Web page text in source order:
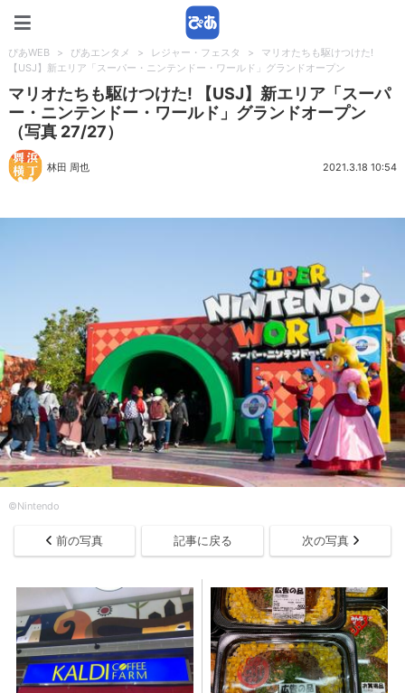
ぴあWEB > ぴあエンタメ > レジャー・フェスタ >
マリオたちも駆けつけた!
【USJ】新エリア「スーパー・ニンテンドー・ワールド」グランドオープン
マリオたちも駆けつけた! 【USJ】新エリア「スーパ
ー・ニンテンドー・ワールド」グランドオープン
（写真 27/27）
林田 周也 2021.3.18 10:54
©Nintendo
前の写真 記事に戻る 次の写真